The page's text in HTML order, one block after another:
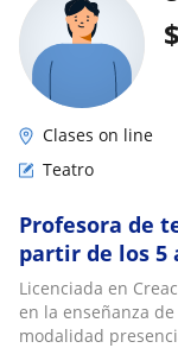
$
Clases on line
Teatro
Profesora de
partir de los 5
Licenciada en
en la enseñanza
modalidad